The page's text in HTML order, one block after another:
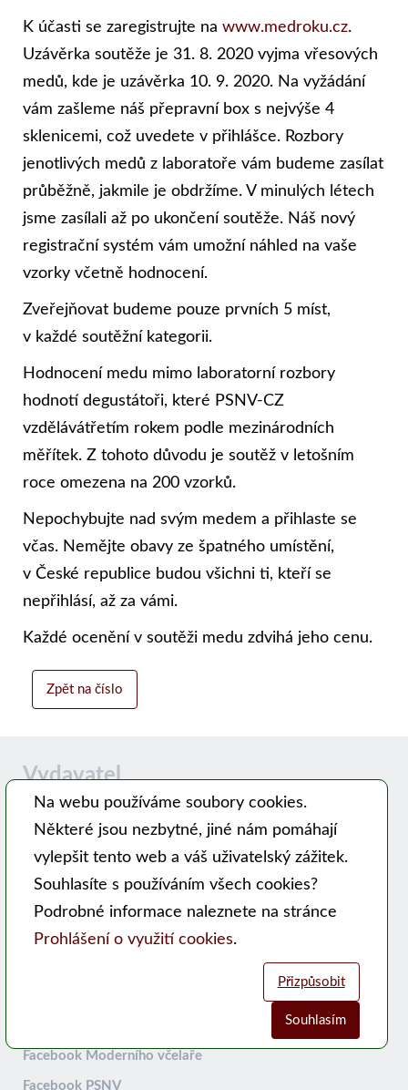
K účasti se zaregistrujte na www.medroku.cz.
Uzávěrka soutěže je 31. 8. 2020 vyjma vřesových
medů, kde je uzávěrka 10. 9. 2020. Na vyžádání
vám zašleme náš přepravní box s nejvýše 4
sklenicemi, což uvedete v přihlášce. Rozbory
jenotlivých medů z laboratoře vám budeme zasílat
průběžně, jakmile je obdržíme. V minulých létech
jsme zasílali až po ukončení soutěže. Náš nový
registrační systém vám umožní náhled na vaše
vzorky včetně hodnocení.
Zveřejňovat budeme pouze prvních 5 míst,
v každé soutěžní kategorii.
Hodnocení medu mimo laboratorní rozbory
hodnotí degustátoři, které PSNV-CZ
vzdělávátřetím rokem podle mezinárodních
měřítek. Z tohoto důvodu je soutěž v letošním
roce omezena na 200 vzorků.
Nepochybujte nad svým medem a přihlaste se
včas. Nemějte obavy ze špatného umístění,
v České republice budou všichni ti, kteří se
nepřihlásí, až za vámi.
Každé ocenění v soutěži medu zdvihá jeho cenu.
Zpět na číslo
Vydavatel
Časopis MODERNÍ VČELAŘ vydává PSNV-CZ:
Pracovní společnost nástavkových včelařů CZ, z. s.
Hlavní 99, 753 56 Opatovice
Kontakty
Facebook Moderního včelaře
Facebook PSNV
Na webu používáme soubory cookies.
Některé jsou nezbytné, jiné nám pomáhají
vylepšit tento web a váš uživatelský zážitek.
Souhlasíte s používáním všech cookies?
Podrobné informace naleznete na stránce
Prohlášení o využití cookies.
Přizpůsobit
Souhlasím
Funkční cookies (vždy aktivní)
Jsou vyžadovány pro správnou funkčnost webu. Bez těchto cookies
Analytické cookies
Umožňují nám sbírat data o návštěvnosti webových stránek za účelem